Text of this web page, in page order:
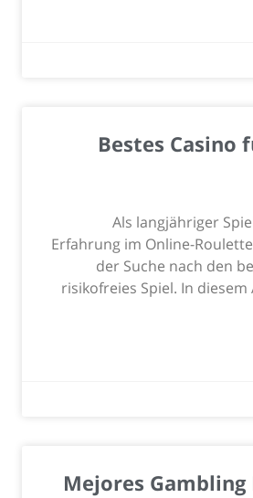
Bestes Casino
Als langjähriger
Erfahrung im Online-
der Suche nach den
risikofreies Spiel. In
Mejores